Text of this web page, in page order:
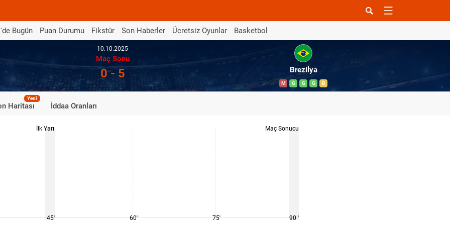
Bugün Puan Durumu Fikstür Son Haberler Ücretsiz Oyunlar Basketbol
10.10.2025
Maç Sonu
0 - 5 Brezilya
M G G G B
Haritası
Yeni
İddaa Oranları
İlk Yarı
45' 60' 75'
Maç Sonucu
90 '